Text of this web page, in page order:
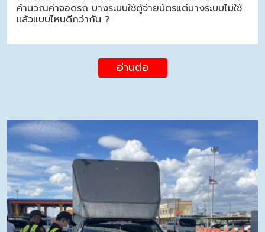
คำนวณค่าจอดรถ บางระบบใช้ตู้จ่ายบัตรแต่บางระบบไม่ใช้
แล้วแบบไหนดีกว่ากัน ?
อ่านต่อ